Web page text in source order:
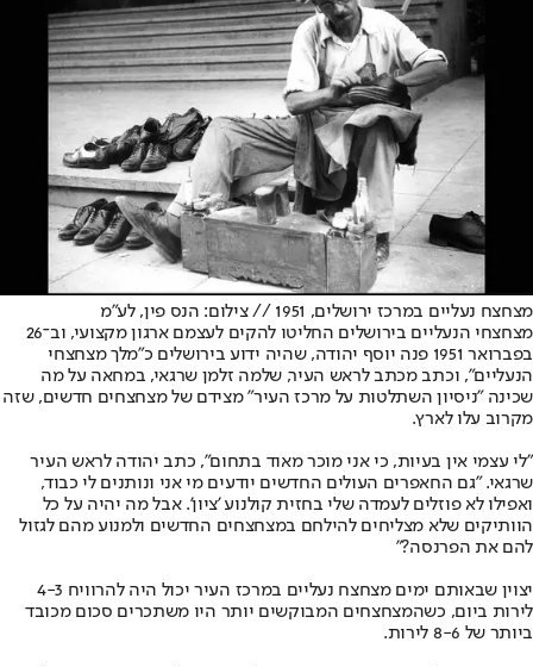
מצחצח נעליים במרכז ירושלים, 1951 // צילום: הנס פין, לע"מ
מצחצחי הנעליים בירושלים החליטו להקים לעצמם ארגון מקצועי, וב־26
בפברואר 1951 פנה יוסף יהודה, שהיה ידוע בירושלים כ"מלך מצחצחי
הנעליים", וכתב מכתב לראש העיר, שלמה זלמן שרגאי, במחאה על מה
שכינה "ניסיון השתלטות על מרכז העיר" מצידם של מצחצחים חדשים, שזה
מקרוב עלו לארץ.
"לי עצמי אין בעיות, כי אני מוכר מאוד בתחום", כתב יהודה לראש העיר
שרגאי. "גם החאפרים העולים החדשים יודעים מי אני ונותנים לי כבוד,
ואפילו לא פוזלים לעמדה שלי בחזית קולנוע 'ציון'. אבל מה יהיה על כל
הוותיקים שלא מצליחים להילחם במצחצחים החדשים ולמנוע מהם לגזול
להם את הפרנסה?"
יצוין שבאותם ימים מצחצח נעליים במרכז העיר יכול היה להרוויח 4-3
לירות ביום, כשהמצחצחים המבוקשים יותר היו משתכרים סכום מכובד
ביותר של 8-6 לירות.